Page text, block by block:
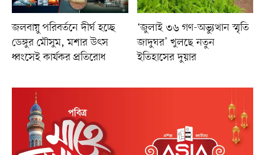
জলবায়ু পরিবর্তনে দীর্ঘ হচ্ছে
ডেঙ্গুর মৌসুম, মশার উৎস
ধ্বংসেই কার্যকর প্রতিরোধ
‘জুলাই ৩৬ গণ-অভ্যুত্থান স্মৃতি
জাদুঘর’ খুলছে নতুন
ইতিহাসের দুয়ার